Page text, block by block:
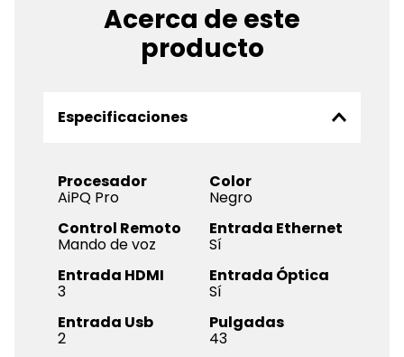
Acerca de este
producto
Especificaciones
Procesador
AiPQ Pro
Color
Negro
Control Remoto
Mando de voz
Entrada Ethernet
Sí
Entrada HDMI
3
Entrada Óptica
Sí
Entrada Usb
2
Pulgadas
43